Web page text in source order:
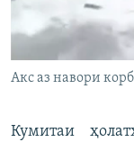
Акс аз навори
Кумитаи